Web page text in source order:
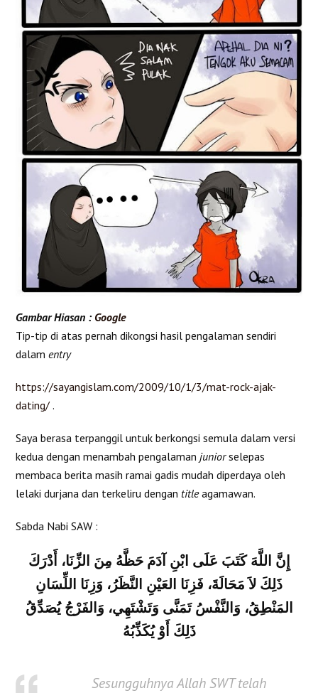
Gambar Hiasan : Google
Tip-tip di atas pernah dikongsi hasil pengalaman sendiri
dalamentry
https://sayangislam.com/2009/10/1/3/mat-rock-ajak-
dating/ .
Saya berasa terpanggil untuk berkongsi semula dalam versi
kedua dengan menambah pengalamanjuniorselepas
membaca berita masih ramai gadis mudah diperdaya oleh
lelaki durjana dan terkeliru dengan titleagamawan.
Sabda Nabi SAW :
إِنَّ اللَّهَ كَتَبَ عَلَى ابْنِ آدَمَ حَظَّهُ مِنَ الزِّنَا، أَدْرَكَ
ذَلِكَ لاَ مَحَالَةَ، فَزِنَا العَيْنِ النَّظَرُ، وَزِنَا اللِّسَانِ
المَنْطِقُ، وَالنَّفْسُ تَمَنَّى وَتَشْتَهِي، وَالفَرْجُ يُصَدِّقُ
ذَلِكَ أَوْ يُكَذِّبُهُ
Sesungguhnya Allah SWT telah